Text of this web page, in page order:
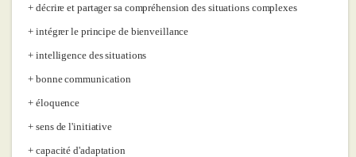
décrire et partager sa compréhension des situations complexes
intégrer le principe de bienveillance
intelligence des situations
bonne communication
éloquence
sens de l'initiative
capacité d'adaptation